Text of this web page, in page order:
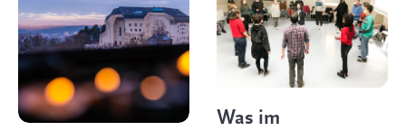
Was im